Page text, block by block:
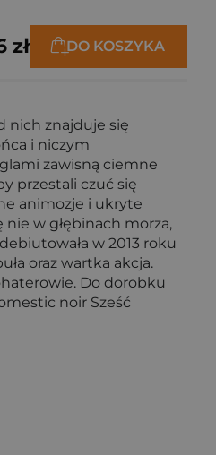
zł DO KOSZYKA
nich znajduje się
i niczym
zawisną ciemne
przestali czuć się
animozje i ukryte
w głębinach morza,
w 2013 roku
oraz wartka akcja.
Do dorobku
noir Sześć